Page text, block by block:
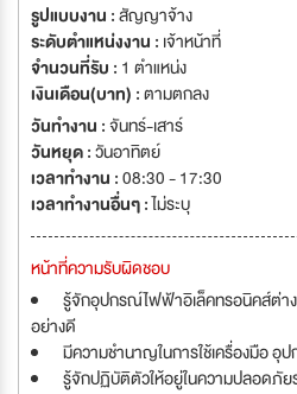
รูปแบบงาน :สัญญาจ้าง
ระดับตำแหน่งงาน : เจ้าหน้าที่
จำนวนที่รับ : 1 ตำแหน่ง
เงินเดือน(บาท) :ตามตกลง
วันทำงาน :จันทร์-เสาร์
วันหยุด :วันอาทิตย์
เวลาทำงาน :08:30 - 17:30
เวลาทำงานอื่นๆ :ไม่ระบุ
หน้าที่ความรับผิดชอบ
รู้จักอุปกรณ์ไฟฟ้าอิเล็คทรอนิคส์ต่าง
อย่างดี
มีความชำนาญในการใช้เครื่องมือ อุ
รู้จักปฏิบัติตัวให้อยู่ในความปลอดภัย